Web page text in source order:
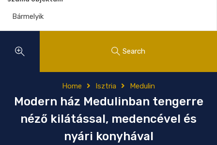
Search
Home Isztria Medulin
Modern ház Medulinban tengerre
néző kilátással, medencével és
nyári konyhával